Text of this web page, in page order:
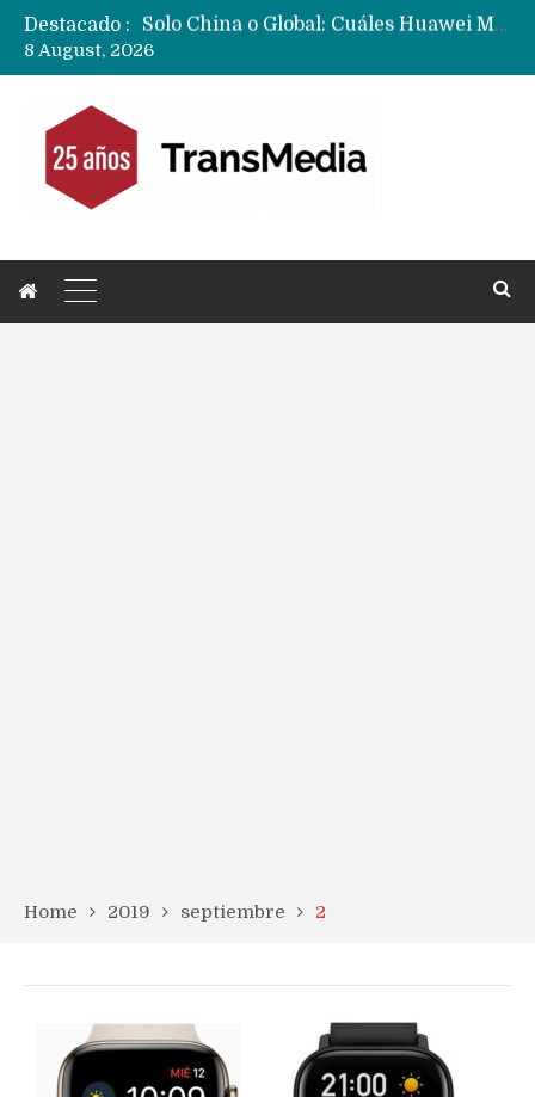
Destacado :
Data Centers de Huawei en Chile, México, Brasil,Perú y Argentina podrían verse afectados por arremetida de EE.UU
8 August, 2026
Home 2019 septiembre 2